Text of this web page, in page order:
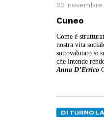
20 novembre
Cuneo
Come è
nostra vita
sottovalutato si
che intende
Anna D’Errico
DI TURNO